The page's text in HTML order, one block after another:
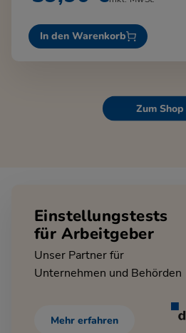
In den Warenkorb
Zum Shop
Einstellungstests
für Arbeitgeber
Unser Partner für
Unternehmen und Behörden
Mehr erfahren